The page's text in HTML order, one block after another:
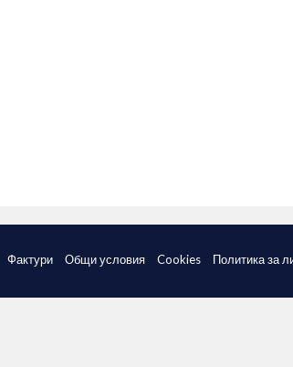
Фактури Общи условия Cookies Политика за